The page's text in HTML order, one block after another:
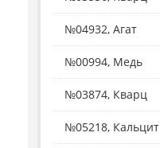
№04932, Агат
№00994, Медь
№03874, Кварц
№05218, Кальцит